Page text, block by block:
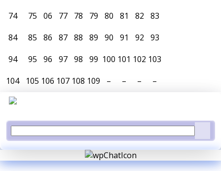
74
75 06 77 78 79 80 81 82
83
84
85 86 87 88 89 90 91 92
93
94
95 96 97 98 99 100 101 102 103
104
105 106 107 108 109 – – – –